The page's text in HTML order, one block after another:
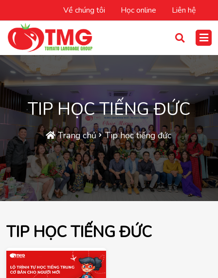
Về chúng tôi Học online Liên hệ
TIP HỌC TIẾNG ĐỨC
Trang chủ Tip học tiếng đức
TIP HỌC TIẾNG ĐỨC